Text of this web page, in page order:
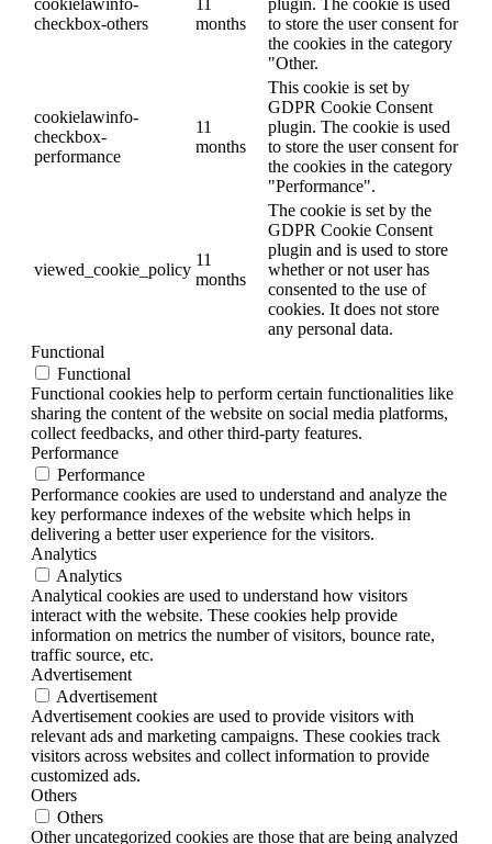
cookielawinfo-
checkbox-others
11
months
plugin. The cookie is used
to store the user consent for
the cookies in the category
"Other.
cookielawinfo-
checkbox-
performance
11
months
This cookie is set by
GDPR Cookie Consent
plugin. The cookie is used
to store the user consent for
the cookies in the category
"Performance".
viewed_cookie_policy
11
months
The cookie is set by the
GDPR Cookie Consent
plugin and is used to store
whether or not user has
consented to the use of
cookies. It does not store
any personal data.
Functional
Functional
Functional cookies help to perform certain functionalities like
sharing the content of the website on social media platforms,
collect feedbacks, and other third-party features.
Performance
Performance
Performance cookies are used to understand and analyze the
key performance indexes of the website which helps in
delivering a better user experience for the visitors.
Analytics
Analytics
Analytical cookies are used to understand how visitors
interact with the website. These cookies help provide
information on metrics the number of visitors, bounce rate,
traffic source, etc.
Advertisement
Advertisement
Advertisement cookies are used to provide visitors with
relevant ads and marketing campaigns. These cookies track
visitors across websites and collect information to provide
customized ads.
Others
Others
Other uncategorized cookies are those that are being analyzed